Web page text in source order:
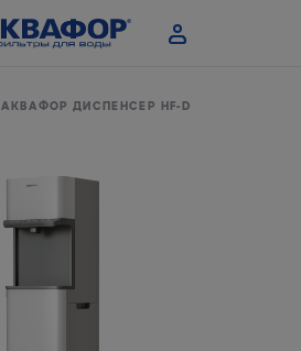
АКВАФОР ДИСПЕНСЕР HF-D